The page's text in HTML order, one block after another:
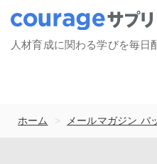
人材育成に関わる学びを毎日
ホーム > メールマガジン バ